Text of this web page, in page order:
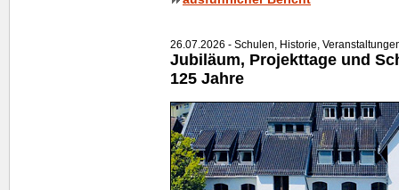
26.07.2026 - Schulen, Historie,
Jubiläum, Projekttage und
125 Jahre